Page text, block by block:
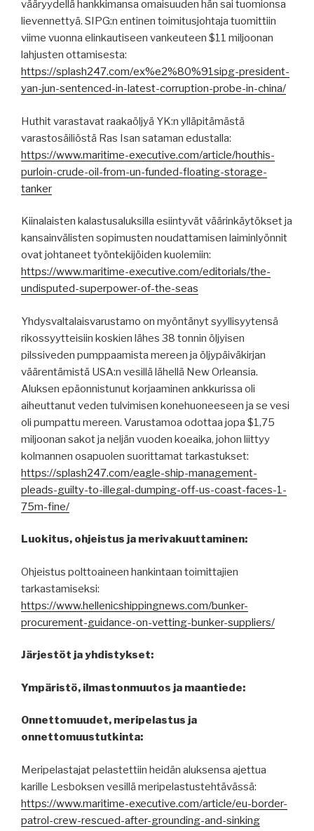
vääryydellä hankkimansa omaisuuden hän sai tuomionsa
lievennettyä. SIPG:n entinen toimitusjohtaja tuomittiin
viime vuonna elinkautiseen vankeuteen $11 miljoonan
lahjusten ottamisesta:
https://splash247.com/ex%e2%80%91sipg-president-
yan-jun-sentenced-in-latest-corruption-probe-in-china/
Huthit varastavat raakaöljyä YK:n ylläpitämästä
varastosäiliöstä Ras Isan sataman edustalla:
https://www.maritime-executive.com/article/houthis-
purloin-crude-oil-from-un-funded-floating-storage-
tanker
Kiinalaisten kalastusaluksilla esiintyvät väärinkäytökset ja
kansainvälisten sopimusten noudattamisen laiminlyönnit
ovat johtaneet työntekijöiden kuolemiin:
https://www.maritime-executive.com/editorials/the-
undisputed-superpower-of-the-seas
Yhdysvaltalaisvarustamo on myöntänyt syyllisyytensä
rikossyytteisiin koskien lähes 38 tonnin öljyisen
pilssiveden pumppaamista mereen ja öljypäiväkirjan
väärentämistä USA:n vesillä lähellä New Orleansia.
Aluksen epäonnistunut korjaaminen ankkurissa oli
aiheuttanut veden tulvimisen konehuoneeseen ja se vesi
oli pumpattu mereen. Varustamoa odottaa jopa $1,75
miljoonan sakot ja neljän vuoden koeaika, johon liittyy
kolmannen osapuolen suorittamat tarkastukset:
https://splash247.com/eagle-ship-management-
pleads-guilty-to-illegal-dumping-off-us-coast-faces-1-
75m-fine/
Luokitus, ohjeistus ja merivakuuttaminen:
Ohjeistus polttoaineen hankintaan toimittajien
tarkastamiseksi:
https://www.hellenicshippingnews.com/bunker-
procurement-guidance-on-vetting-bunker-suppliers/
Järjestöt ja yhdistykset:
Ympäristö, ilmastonmuutos ja maantiede:
Onnettomuudet, meripelastus ja
onnettomuustutkinta:
Meripelastajat pelastettiin heidän aluksensa ajettua
karille Lesboksen vesillä meripelastustehtävässä:
https://www.maritime-executive.com/article/eu-border-
patrol-crew-rescued-after-grounding-and-sinking